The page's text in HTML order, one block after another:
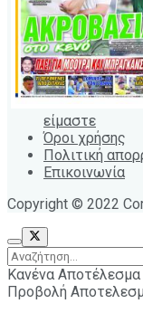
είμαστε
Όροι χρήσης
Πολιτική
Επικοινωνία
Copyright © 2022
Κανένα Αποτέλεσμα
Προβολή